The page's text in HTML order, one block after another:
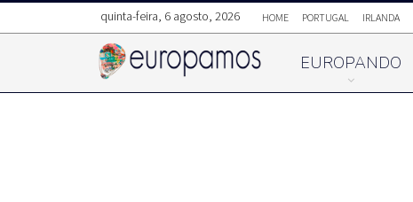
quinta-feira, 6 agosto, 2026 HOME PORTUGAL IRLANDA
EUROPANDO